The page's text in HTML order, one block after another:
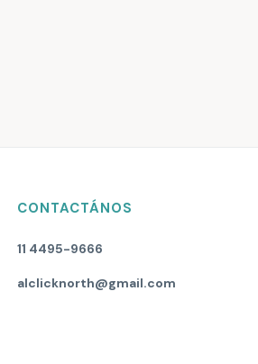
CONTACTÁNOS
11 4495-9666
alclicknorth@gmail.com